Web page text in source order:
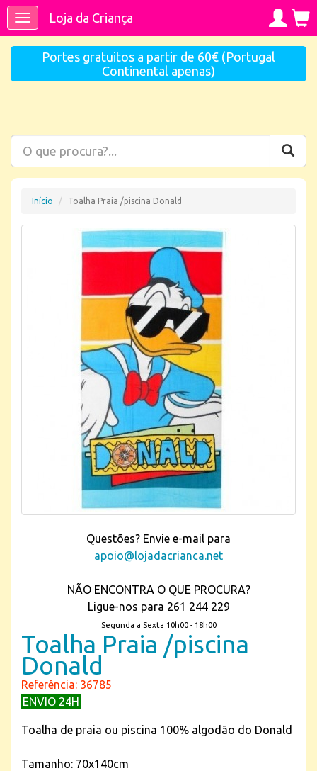
ToggleLoja da Criança
Portes gratuitos a partir de 60€ (Portugal
Continental apenas)
Início Toalha Praia /piscina Donald
Questões? Envie e-mail para
apoio@lojadacrianca.net
NÃO ENCONTRA O QUE PROCURA?
Ligue-nos para 261 244 229
Segunda a Sexta 10h00 - 18h00
Toalha Praia /piscina
Donald
Referência: 36785
ENVIO 24H
Toalha de praia ou piscina 100% algodão do Donald
Tamanho: 70x140cm